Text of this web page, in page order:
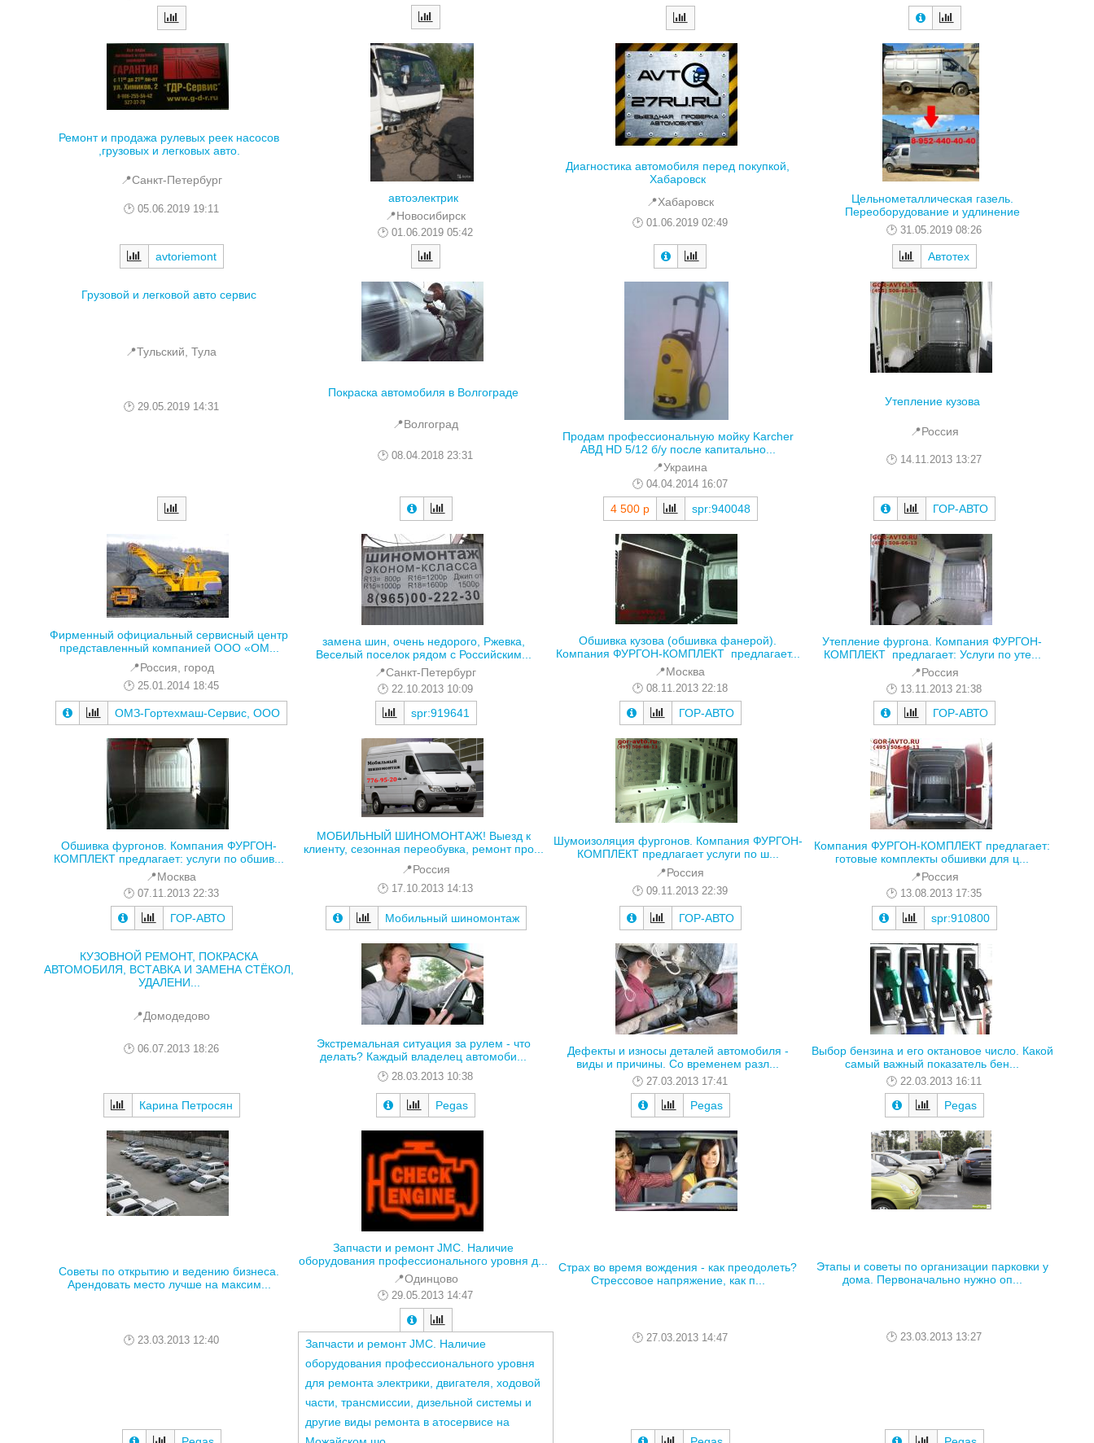
Ремонт и продажа рулевых реек насосов
,грузовых и легковых авто.
📍Санкт-Петербург
05.06.2019 19:11
avtoriemont
автоэлектрик
📍Новосибирск
01.06.2019 05:42
Диагностика автомобиля перед покупкой,
Хабаровск
📍Хабаровск
01.06.2019 02:49
Цельнометаллическая газель.
Переоборудование и удлинение
31.05.2019 08:26
Автотех
Грузовой и легковой авто сервис
📍Тульский, Тула
29.05.2019 14:31
Покраска автомобиля в Волгограде
📍Волгоград
08.04.2018 23:31
Продам профессиональную мойку Karcher
АВД HD 5/12 б/у после капитально...
📍Украина
04.04.2014 16:07
4 500 р spr:940048
Утепление кузова
📍Россия
14.11.2013 13:27
ГОР-АВТО
Фирменный официальный сервисный центр
представленный компанией ООО «ОМ...
📍Россия, город
25.01.2014 18:45
ОМЗ-Гортехмаш-Сервис, ООО
замена шин, очень недорого, Ржевка,
Веселый поселок рядом с Российским...
📍Санкт-Петербург
22.10.2013 10:09
spr:919641
Обшивка кузова (обшивка фанерой).
Компания ФУРГОН-КОМПЛЕКТ предлагает...
📍Москва
08.11.2013 22:18
ГОР-АВТО
Утепление фургона. Компания ФУРГОН-
КОМПЛЕКТ предлагает: Услуги по уте...
📍Россия
13.11.2013 21:38
ГОР-АВТО
Обшивка фургонов. Компания ФУРГОН-
КОМПЛЕКТ предлагает: услуги по обшив...
📍Москва
07.11.2013 22:33
ГОР-АВТО
МОБИЛЬНЫЙ ШИНОМОНТАЖ! Выезд к
клиенту, сезонная переобувка, ремонт про...
📍Россия
17.10.2013 14:13
Мобильный шиномонтаж
Шумоизоляция фургонов. Компания ФУРГОН-
КОМПЛЕКТ предлагает услуги по ш...
📍Россия
09.11.2013 22:39
ГОР-АВТО
Компания ФУРГОН-КОМПЛЕКТ предлагает:
готовые комплекты обшивки для ц...
📍Россия
13.08.2013 17:35
spr:910800
КУЗОВНОЙ РЕМОНТ, ПОКРАСКА
АВТОМОБИЛЯ, ВСТАВКА И ЗАМЕНА СТЁКОЛ,
УДАЛЕНИ...
📍Домодедово
06.07.2013 18:26
Карина Петросян
Экстремальная ситуация за рулем - что
делать? Каждый владелец автомоби...
28.03.2013 10:38
Pegas
Дефекты и износы деталей автомобиля -
виды и причины. Со временем разл...
27.03.2013 17:41
Pegas
Выбор бензина и его октановое число. Какой
самый важный показатель бен...
22.03.2013 16:11
Pegas
Советы по открытию и ведению бизнеса.
Арендовать место лучше на максим...
23.03.2013 12:40
Запчасти и ремонт JMC. Наличие
оборудования профессионального уровня д...
📍Одинцово
29.05.2013 14:47
Запчасти и ремонт JMC. Наличие
оборудования профессионального уровня
для ремонта электрики, двигателя, ходовой
части, трансмиссии, дизельной системы и
другие виды ремонта в атосервисе на
Страх во время вождения - как преодолеть?
Стрессовое напряжение, как п...
27.03.2013 14:47
Этапы и советы по организации парковки у
дома. Первоначально нужно оп...
23.03.2013 13:27